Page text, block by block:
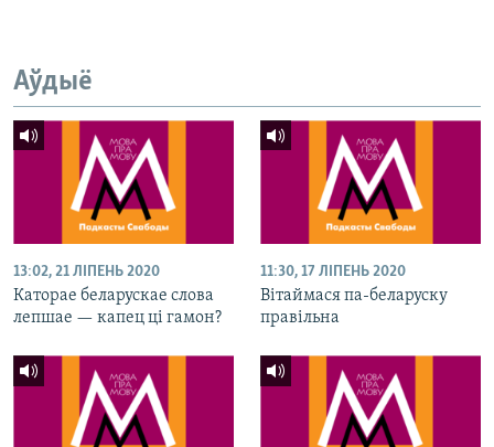
Аўдыё
13:02, 21 ЛІПЕНЬ 2020
Каторае беларускае слова
лепшае — капец ці гамон?
11:30, 17 ЛІПЕНЬ 2020
Вітаймася па-беларуску
правільна